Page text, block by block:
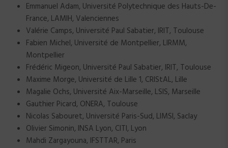
Emmanuel Adam, Université Polytechnique des Hauts-De-
France, LAMIH, Valenciennes
Valérie Camps, Université Paul Sabatier, IRIT, Toulouse
Fabien Michel, Université de Montpellier, LIRMM,
Montpellier
Frédéric Migeon, Université Paul Sabatier, IRIT, Toulouse
Maxime Morge, Université de Lille 1, CRIStAL, Lille
Magalie Ochs, Université Aix-Marseille, LSIS, Marseille
Gauthier Picard, ONERA, Toulouse
Nicolas Sabouret, Université Paris-Sud, LIMSI, Saclay
Olivier Simonin, INSA Lyon, CITI, Lyon
Mahdi Zargayouna, IFSTTAR, Paris